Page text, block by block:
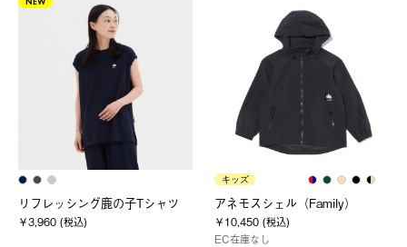
NEW
リフレッシング鹿の子Tシャツ
￥3,960 (税込)
キッズ
アネモスシェル（Family）
￥10,450 (税込)
EC在庫なし